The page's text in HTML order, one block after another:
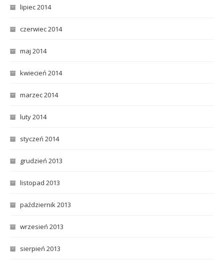
lipiec 2014
czerwiec 2014
maj 2014
kwiecień 2014
marzec 2014
luty 2014
styczeń 2014
grudzień 2013
listopad 2013
październik 2013
wrzesień 2013
sierpień 2013